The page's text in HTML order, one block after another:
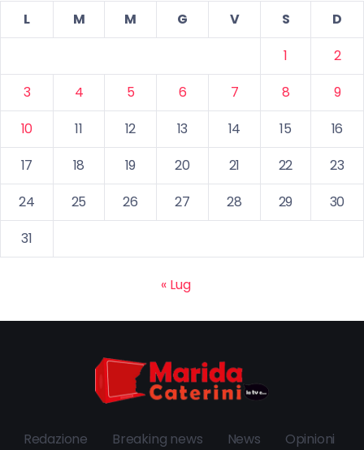
L
M M G V S
D
1
2
3
4 5 6 7 8
9
10
11 12 13 14 15
16
17
18 19 20 21 22
23
24
25 26 27 28 29
30
31
« Lug
Redazione Breaking news News Opinioni